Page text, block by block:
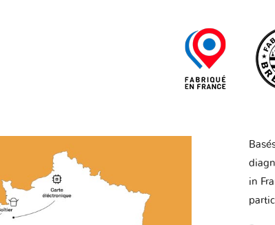
in